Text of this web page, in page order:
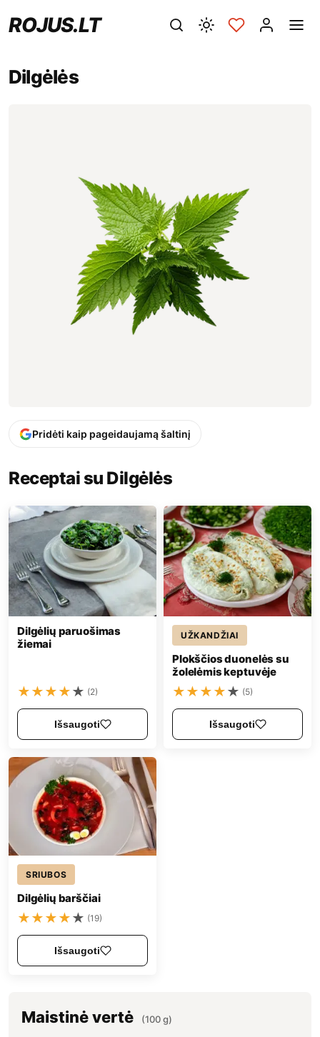
ROJUS.LT
Dilgėlės
Pridėti kaip pageidaujamą šaltinį
Receptai su Dilgėlės
Dilgėlių paruošimas
žiemai
★★★★★ (2)
Išsaugoti
UŽKANDŽIAI
Plokščios duonelės su
žolelėmis keptuvėje
★★★★★ (5)
Išsaugoti
SRIUBOS
Dilgėlių barščiai
★★★★★ (19)
Išsaugoti
Maistinė vertė (100 g)